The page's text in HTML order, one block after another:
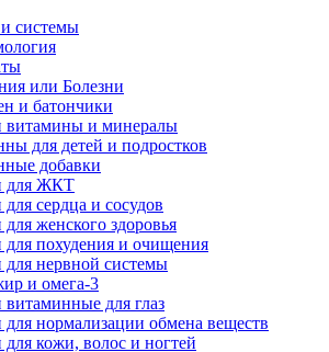
системы
или Болезни
и батончики
витамины и минералы
для детей и подростков
добавки
для ЖКТ
сердца и сосудов
женского здоровья
для похудения и очищения
для нервной системы
и омега-3
витаминные для глаз
для нормализации обмена веществ
для кожи, волос и ногтей